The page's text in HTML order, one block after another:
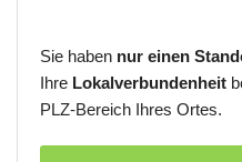
Sie haben nur einen
Ihre Lokalverbundenheit
PLZ-Bereich Ihres Ortes.